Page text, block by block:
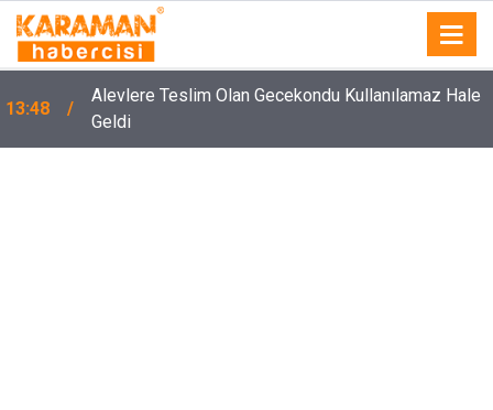
13:48
Alevlere Teslim Olan Gecekondu Kullanılamaz Hale
Geldi